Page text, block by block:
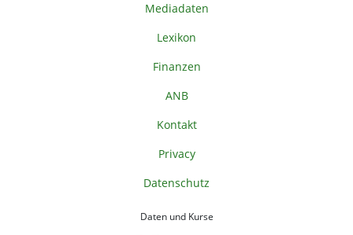
Mediadaten
Lexikon
Finanzen
ANB
Kontakt
Privacy
Datenschutz
Daten und Kurse